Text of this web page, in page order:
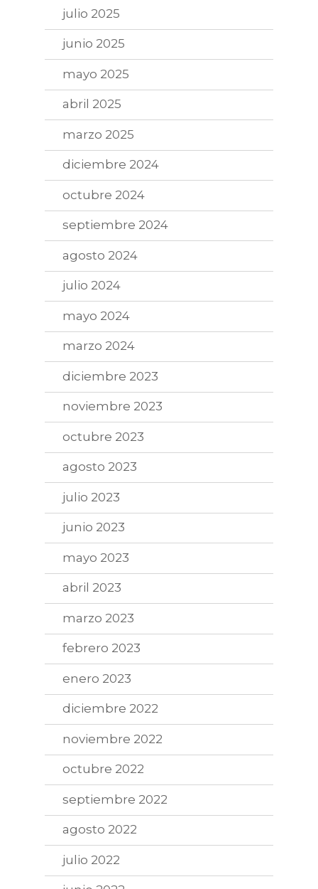
julio 2025
junio 2025
mayo 2025
abril 2025
marzo 2025
diciembre 2024
octubre 2024
septiembre 2024
agosto 2024
julio 2024
mayo 2024
marzo 2024
diciembre 2023
noviembre 2023
octubre 2023
agosto 2023
julio 2023
junio 2023
mayo 2023
abril 2023
marzo 2023
febrero 2023
enero 2023
diciembre 2022
noviembre 2022
octubre 2022
septiembre 2022
agosto 2022
julio 2022